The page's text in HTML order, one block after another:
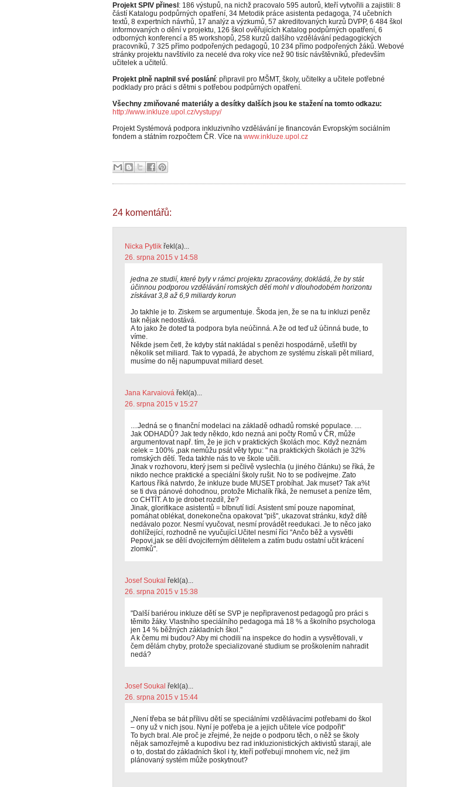
Projekt SPIV přinesl: 186 výstupů, na nichž pracovalo 595 autorů, kteří vytvořili a zajistili: 8
částí Katalogu podpůrných opatření, 34 Metodik práce asistenta pedagoga, 74 učebních
textů, 8 expertních návrhů, 17 analýz a výzkumů, 57 akreditovaných kurzů DVPP, 6 484 škol
informovaných o dění v projektu, 126 škol ověřujících Katalog podpůrných opatření, 6
odborných konferencí a 85 workshopů, 258 kurzů dalšího vzdělávání pedagogických
pracovníků, 7 325 přímo podpořených pedagogů, 10 234 přímo podpořených žáků. Webové
stránky projektu navštívilo za necelé dva roky více než 90 tisíc návštěvníků, především
učitelek a učitelů.
Projekt plně naplnil své poslání: připravil pro MŠMT, školy, učitelky a učitele potřebné
podklady pro práci s dětmi s potřebou podpůrných opatření.
Všechny zmiňované materiály a desítky dalších jsou ke stažení na tomto odkazu:
http://www.inkluze.upol.cz/vystupy/
Projekt Systémová podpora inkluzivního vzdělávání je financován Evropským sociálním
fondem a státním rozpočtem ČR. Více na www.inkluze.upol.cz
24 komentářů:
Nicka Pytlik řekl(a)...
26. srpna 2015 v 14:58
jedna ze studií, které byly v rámci projektu zpracovány, dokládá, že by stát
účinnou podporou vzdělávání romských dětí mohl v dlouhodobém horizontu
získávat 3,8 až 6,9 miliardy korun
Jo takhle je to. Ziskem se argumentuje. Škoda jen, že se na tu inkluzi peněz
tak nějak nedostává.
A to jako že doteď ta podpora byla neúčinná. A že od teď už účinná bude, to
víme.
Někde jsem četl, že kdyby stát nakládal s penězi hospodárně, ušetřil by
několik set miliard. Tak to vypadá, že abychom ze systému získali pět miliard,
musíme do něj napumpuvat miliard deset.
Jana Karvaiová řekl(a)...
26. srpna 2015 v 15:27
....Jedná se o finanční modelaci na základě odhadů romské populace. ....
Jak ODHADŮ? Jak tedy někdo, kdo nezná ani počty Romů v ČR, může
argumentovat např. tím, že je jich v praktických školách moc. Když neznám
celek = 100% ,pak nemůžu psát věty typu: " na praktických školách je 32%
romských dětí. Teda takhle nás to ve škole učili.
Jinak v rozhovoru, který jsem si pečlivě vyslechla (u jiného článku) se říká, že
nikdo nechce praktické a speciální školy rušit. No to se podívejme. Zato
Kartous říká natvrdo, že inkluze bude MUSET probíhat. Jak muset? Tak a%t
se ti dva pánové dohodnou, protože Michalík říká, že nemuset a peníze těm,
co CHTÍT. A to je drobet rozdíl, že?
Jinak, glorifikace asistentů = blbnutí lidí. Asistent smí pouze napomínat,
pomáhat oblékat, donekonečna opakovat "piš", ukazovat stránku, když dítě
nedávalo pozor. Nesmí vyučovat, nesmí provádět reedukaci. Je to něco jako
dohlížející, rozhodně ne vyučující.Učitel nesmí říci "Ančo běž a vysvětli
Pepovi,jak se dělí dvojciferným dělitelem a zatím budu ostatní učit krácení
zlomků".
Josef Soukal řekl(a)...
26. srpna 2015 v 15:38
"Další bariérou inkluze dětí se SVP je nepřipravenost pedagogů pro práci s
těmito žáky. Vlastního speciálního pedagoga má 18 % a školního psychologa
jen 14 % běžných základních škol."
A k čemu mi budou? Aby mi chodili na inspekce do hodin a vysvětlovali, v
čem dělám chyby, protože specializované studium se proškolením nahradit
nedá?
Josef Soukal řekl(a)...
26. srpna 2015 v 15:44
„Není třeba se bát přílivu dětí se speciálními vzdělávacími potřebami do škol
– ony už v nich jsou. Nyní je potřeba je a jejich učitele více podpořit“
To bych bral. Ale proč je zřejmé, že nejde o podporu těch, o něž se školy
nějak samozřejmě a kupodivu bez rad inkluzionistických aktivistů starají, ale
o to, dostat do základních škol i ty, kteří potřebují mnohem víc, než jim
plánovaný systém může poskytnout?